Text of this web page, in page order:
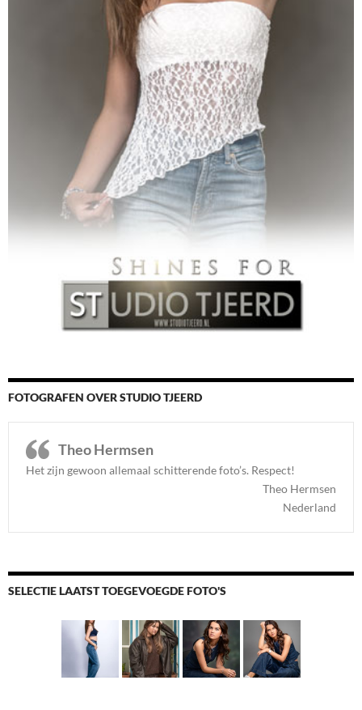
FOTOGRAFEN OVER STUDIO TJEERD
Theo Hermsen
Het zijn gewoon allemaal schitterende foto’s. Respect!
Theo Hermsen
Nederland
SELECTIE LAATST TOEGEVOEGDE FOTO'S